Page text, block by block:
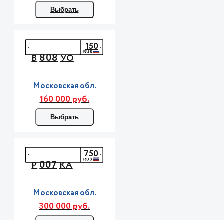
Выбрать
В808УО
150
Московская обл.
160 000 руб.
Выбрать
Р007КА
750
Московская обл.
300 000 руб.